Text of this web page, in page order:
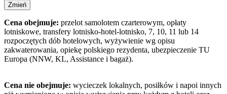
Zmień
Cena obejmuje: przelot samolotem czarterowym, opłaty
lotniskowe, transfery lotnisko-hotel-lotnisko, 7, 10, 11 lub 14
rozpoczętych dób hotelowych, wyżywienie wg opisu
zakwaterowania, opiekę polskiego rezydenta, ubezpieczenie TU
Europa (NNW, KL, Assistance i bagaż).
Cena nie obejmuje: wycieczek lokalnych, posiłków i napoi innych